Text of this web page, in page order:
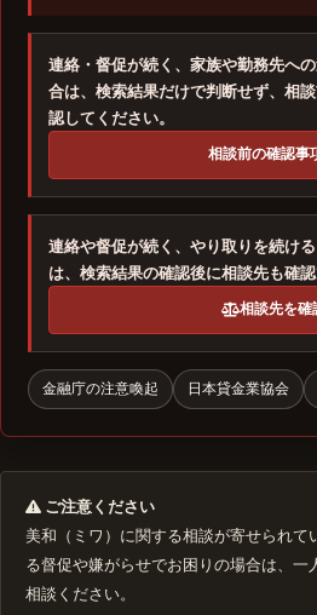
連絡・督促が続く、家族や勤務先へ
合は、検索結果だけで判断せず、相
認してください。
相談前の確認事
連絡や督促が続く、やり取りを続け
は、検索結果の確認後に相談先も確認
相談先を確
金融庁の注意喚起 日本貸金業協会
ご注意ください
美和（ミワ）に関する相談が寄せられて
る督促や嫌がらせでお困りの場合は、一
相談ください。